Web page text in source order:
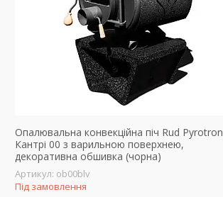
Опалювальна конвекційна піч Rud Pyrotron
Кантрі 00 з варильною поверхнею,
декоративна обшивка (чорна)
ob00blv
Під замовлення